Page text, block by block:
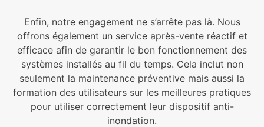
Enfin, notre engagement ne s’arrête pas là. Nous
offrons également un service après-vente réactif et
efficace afin de garantir le bon fonctionnement des
systèmes installés au fil du temps. Cela inclut non
seulement la maintenance préventive mais aussi la
formation des utilisateurs sur les meilleures pratiques
pour utiliser correctement leur dispositif anti-
inondation.